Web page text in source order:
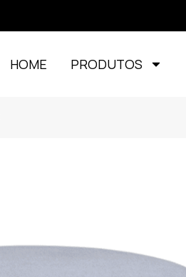
HOME PRODUTOS